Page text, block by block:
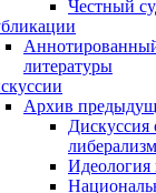
Честный
Аннотированный
литературы
Архив
Дискуссия
Идеология